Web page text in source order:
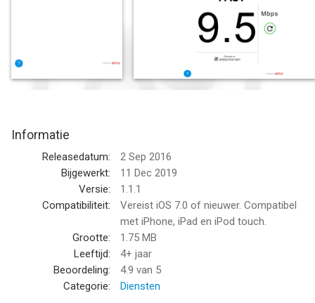
Informatie voor FAST Speed Testis het laatst vergeleken op 7
Informatie
Releasedatum:
2 Sep 2016
Bijgewerkt:
11 Dec 2019
Versie:
1.1.1
Compatibiliteit:
Vereist iOS 7.0 of nieuwer. Compatibel
met iPhone, iPad en iPod touch.
Grootte:
1.75 MB
Leeftijd:
4+ jaar
Beoordeling:
4.9 van 5
Categorie:
Diensten